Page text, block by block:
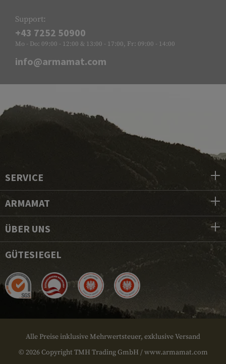
Support:
+43 7252 50900
Mo - Do: 09:00 - 12:00 & 13:00 - 17:00, Fr: 09:00 - 14:00
info@armamat.com
SERVICE
ARMAMAT
ÜBER UNS
GÜTESIEGEL
Alle Preise inklusive Mehrwertsteuer, exklusive Versand
© 2026 Copyright TMH Trading GmbH / www.armamat.com